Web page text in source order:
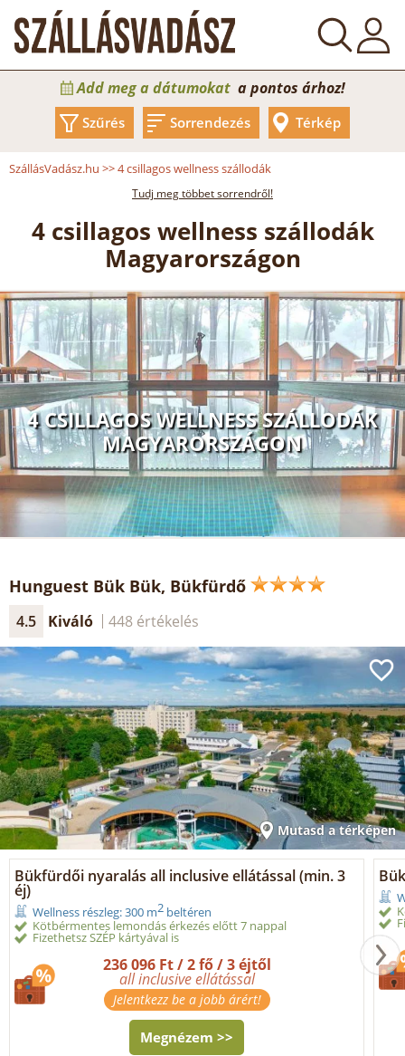
Add meg a dátumokat a pontos árhoz!
Szűrés Sorrendezés Térkép
SzállásVadász.hu >>4 csillagos wellness szállodák
Tudj meg többet sorrendről!
4 csillagos wellness szállodák
Magyarországon
4 CSILLAGOS WELLNESS SZÁLLODÁK
MAGYARORSZÁGON
Hunguest Bük Bük, Bükfürdő
4.5 Kiváló 448 értékelés
Mutasd a térképen
Bükfürdői nyaralás all inclusive ellátással (min. 3
éj)
Wellness részleg: 300 m2 beltéren
Kötbérmentes lemondás érkezés előtt 7 nappal
Fizethetsz SZÉP kártyával is
236 096 Ft / 2 fő / 3 éjtől
all inclusive ellátással
Jelentkezz be a jobb árért!
Megnézem >>